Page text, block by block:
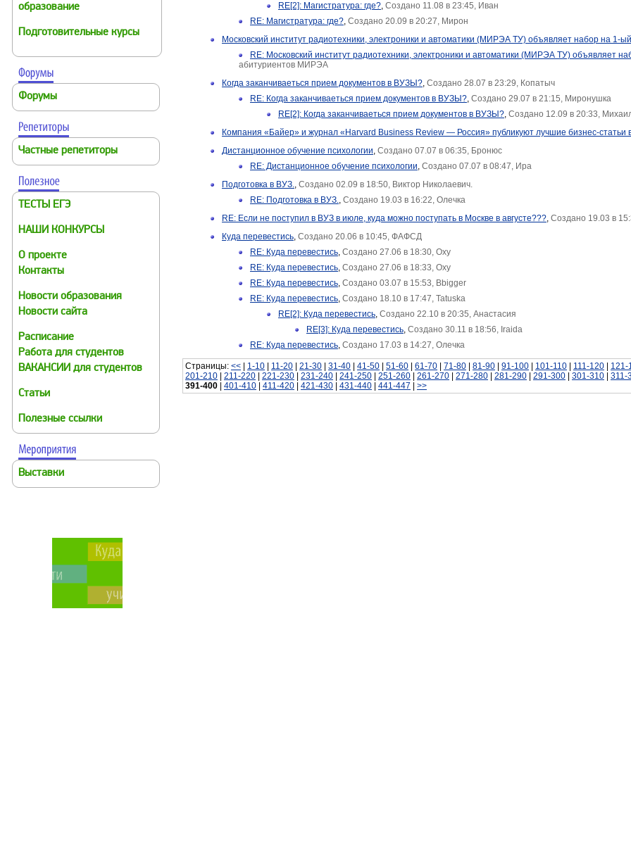
образование
Подготовительные курсы
Форумы
Частные репетиторы
ТЕСТЫ ЕГЭ
НАШИ КОНКУРСЫ
О проекте
Контакты
Новости образования
Новости сайта
Расписание
Работа для студентов
ВАКАНСИИ для студентов
Статьи
Полезные ссылки
Выставки
RE[2]: Магистратура: где?, Создано 11.08 в 23:45, Иван
RE: Магистратура: где?, Создано 20.09 в 20:27, Мирон
Московский институт радиотехники, электроники и автоматики (МИРЭА ТУ) объявляет набор на 1-
RE: Московский институт радиотехники, электроники и автоматики (МИРЭА ТУ) объявляет
абитуриентов МИРЭА
Когда заканчиваеться прием документов в ВУЗЫ?, Создано 28.07 в 23:29, Копатыч
RE: Когда заканчиваеться прием документов в ВУЗЫ?, Создано 29.07 в 21:15, Миронушка
RE[2]: Когда заканчиваеться прием документов в ВУЗЫ?, Создано 12.09 в 20:33,
Компания «Байер» и журнал «Harvard Business Review — Россия» публикуют лучшие бизнес-статьи
Дистанционное обучение психологии, Создано 07.07 в 06:35, Бронюс
RE: Дистанционное обучение психологии, Создано 07.07 в 08:47, Ира
Подготовка в ВУЗ., Создано 02.09 в 18:50, Виктор Николаевич.
RE: Подготовка в ВУЗ., Создано 19.03 в 16:22, Олечка
RE: Если не поступил в ВУЗ в июле, куда можно поступать в Москве в августе???, Создано 19.03 в
Куда перевестись, Создано 20.06 в 10:45, ФАФСД
RE: Куда перевестись, Создано 27.06 в 18:30, Oxy
RE: Куда перевестись, Создано 27.06 в 18:33, Oxy
RE: Куда перевестись, Создано 03.07 в 15:53, Bbigger
RE: Куда перевестись, Создано 18.10 в 17:47, Tatuska
RE[2]: Куда перевестись, Создано 22.10 в 20:35, Анастасия
RE[3]: Куда перевестись, Создано 30.11 в 18:56, Iraida
RE: Куда перевестись, Создано 17.03 в 14:27, Олечка
Страницы: << 1-10 11-20 21-30 31-40 41-50 51-60 61-70 71-80 81-90 91-100 101-110 111-120 121-
201-210
211-220 221-230 231-240 241-250 251-260 261-270 271-280 281-290 291-300 301-310 311-
391-400
401-410 411-420 421-430 431-440 441-447 >>